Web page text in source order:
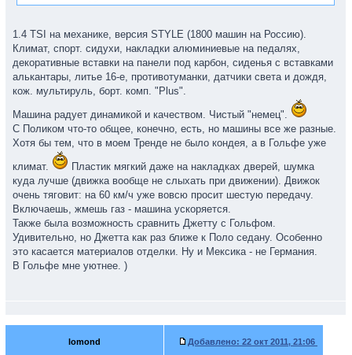
1.4 TSI на механике, версия STYLE (1800 машин на Россию).
Климат, спорт. сидухи, накладки алюминиевые на педалях,
декоративные вставки на панели под карбон, сиденья с вставками
алькантары, литье 16-е, противотуманки, датчики света и дождя,
кож. мультируль, борт. комп. "Plus".
Машина радует динамикой и качеством. Чистый "немец".
С Поликом что-то общее, конечно, есть, но машины все же разные.
Хотя бы тем, что в моем Тренде не было кондея, а в Гольфе уже
климат.
Пластик мягкий даже на накладках дверей, шумка
куда лучше (движка вообще не слыхать при движении). Движок
очень тяговит: на 60 км/ч уже вовсю просит шестую передачу.
Включаешь, жмешь газ - машина ускоряется.
Также была возможность сравнить Джетту с Гольфом.
Удивительно, но Джетта как раз ближе к Поло седану. Особенно
это касается материалов отделки. Ну и Мексика - не Германия.
В Гольфе мне уютнее. )
lomond Добавлено: 22 окт 2011, 21:06